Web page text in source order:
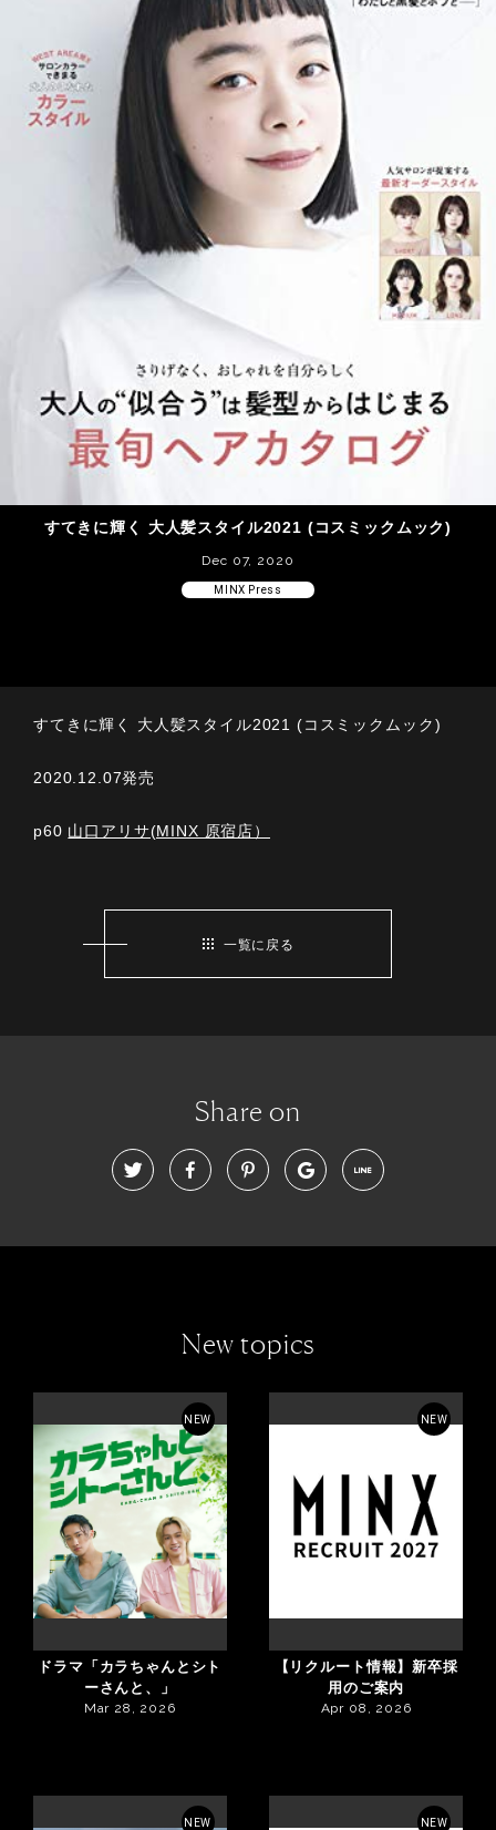
すてきに輝く 大人髪スタイル2021 (コスミックムック)
Dec 07, 2020
MINX Press
すてきに輝く 大人髪スタイル2021 (コスミックムック)
2020.12.07発売
p60 山口アリサ(MINX 原宿店）
一覧に戻る
Share on
New topics
NEW
ドラマ「カラちゃんとシト
ーさんと、」
Mar 28, 2026
NEW
【リクルート情報】新卒採
用のご案内
Apr 08, 2026
NEW NEW